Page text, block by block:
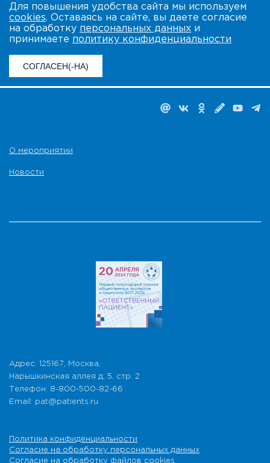
Для повышения удобства сайта мы используем
cookies. Оставаясь на сайте, вы даете согласие
на обработку персональных данных и
принимаете политику конфиденциальности
СОГЛАСЕН(-НА)
О мероприятии
Новости
Адрес: 125167, Москва,
Нарышкинская аллея д. 5, стр. 2
Телефон: 8-800-500-82-66
Email: pat@patients.ru
Политика конфиденциальности
Согласие на обработку персональных данных
Согласие на обработку файлов cookies